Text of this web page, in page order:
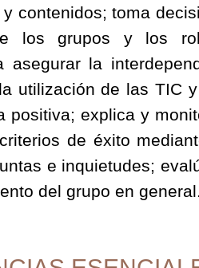
contenidos; toma
los grupos y los
asegurar la
utilización de las TIC
positiva; explica y
de éxito
e inquietudes;
del grupo en